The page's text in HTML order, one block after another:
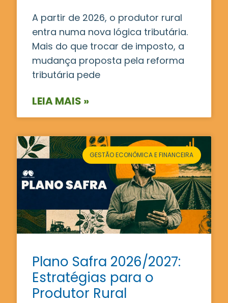
A partir de 2026, o produtor rural
entra numa nova lógica tributária.
Mais do que trocar de imposto, a
mudança proposta pela reforma
tributária pede
LEIA MAIS »
GESTÃO ECONÔMICA E FINANCEIRA
Plano Safra 2026/2027:
Estratégias para o
Produtor Rural